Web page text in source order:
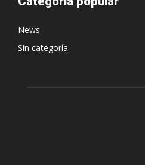
News
Sin categoría